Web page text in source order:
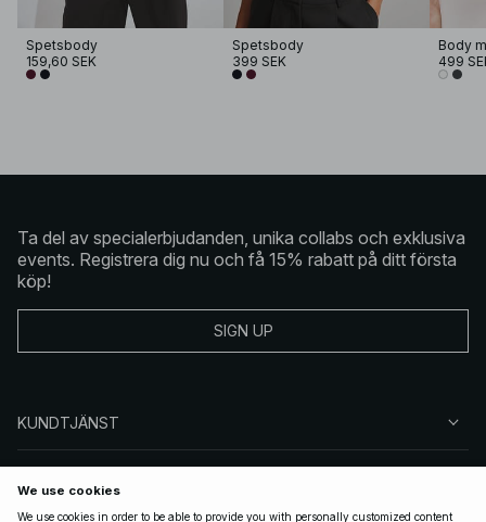
Spetsbody
159,60 SEK
Spetsbody
399 SEK
Body
499
Ta del av specialerbjudanden, unika collabs och exklusiva
events. Registrera dig nu och få 15% rabatt på ditt första
köp!
SIGN UP
KUNDTJÄNST